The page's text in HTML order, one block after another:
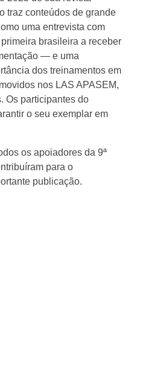
traz conteúdos de grande
uma entrevista com
brasileira a receber
— e uma
dos treinamentos em
nos LAS APASEM,
Os participantes do
o seu exemplar em
os apoiadores da 9ª
para o
publicação.